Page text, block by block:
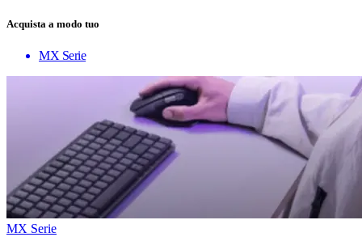
Acquista a modo tuo
MX Serie
MX Serie